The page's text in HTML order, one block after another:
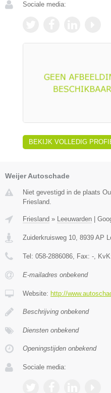
Sociale media:
BEKIJK VOLLEDIG
Weijer Autoschade
Niet gevestigd in de plaats
Friesland.
Friesland » Leeuwarden |
Zuiderkruisweg 10 8939 AP
Tel: 058-2886086 , Fax: - ,
E-mailadres onbekend
Website: http://
Beschrijving onbekend
Diensten onbekend
Openingstijden onbekend
Sociale media: